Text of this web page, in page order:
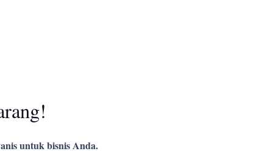
untuk bisnis Anda.